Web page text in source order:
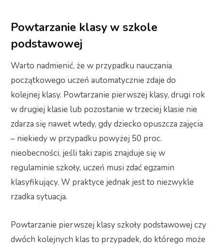
Powtarzanie klasy w szkole
podstawowej
Warto nadmienić, że w przypadku nauczania
początkowego uczeń automatycznie zdaje do
kolejnej klasy. Powtarzanie pierwszej klasy, drugi rok
w drugiej klasie lub pozostanie w trzeciej klasie nie
zdarza się nawet wtedy, gdy dziecko opuszcza zajęcia
– niekiedy w przypadku powyżej 50 proc.
nieobecności, jeśli taki zapis znajduje się w
regulaminie szkoły, uczeń musi zdać egzamin
klasyfikujący. W praktyce jednak jest to niezwykle
rzadka sytuacja.
Powtarzanie pierwszej klasy szkoły podstawowej czy
dwóch kolejnych klas to przypadek, do którego może